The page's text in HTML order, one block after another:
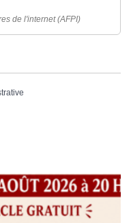
de l'internet (AFPI)